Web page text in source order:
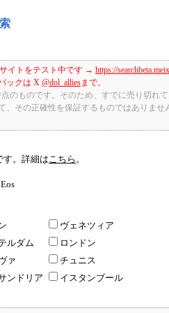
イトをテスト中です → https://
ックは X @dol_alliesまで。
のものです。そのため、すでに売り切れ
その正確性を保証するものではありませ
す。詳細は こちら 。
Eos
ヴェネツィア
ルダム
ロンドン
ァ
チュニス
ンドリア
イスタンブール